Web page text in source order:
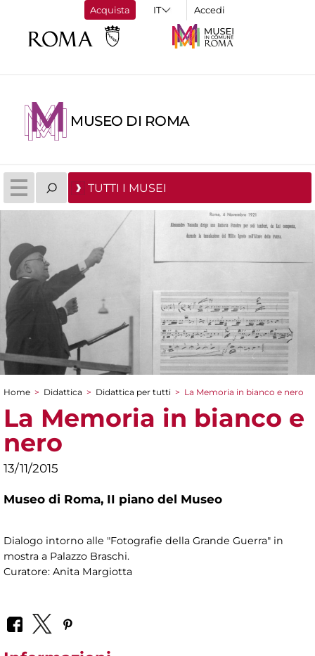
Acquista Accedi
MUSEO DI ROMA
TUTTI I MUSEI
Tu sei qui
Home > Didattica > Didattica per tutti > La Memoria in bianco e nero
La Memoria in bianco e
nero
13/11/2015
Museo di Roma, II piano del Museo
Dialogo intorno alle "Fotografie della Grande Guerra" in
mostra a Palazzo Braschi.
Curatore: Anita Margiotta